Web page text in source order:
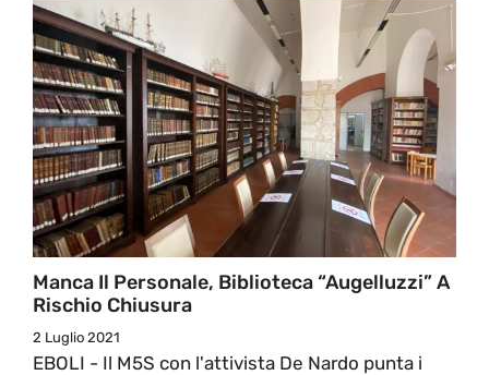
Manca Il Personale, Biblioteca “Augelluzzi” A
Rischio Chiusura
2 Luglio 2021
EBOLI - Il M5S con l'attivista De Nardo punta i